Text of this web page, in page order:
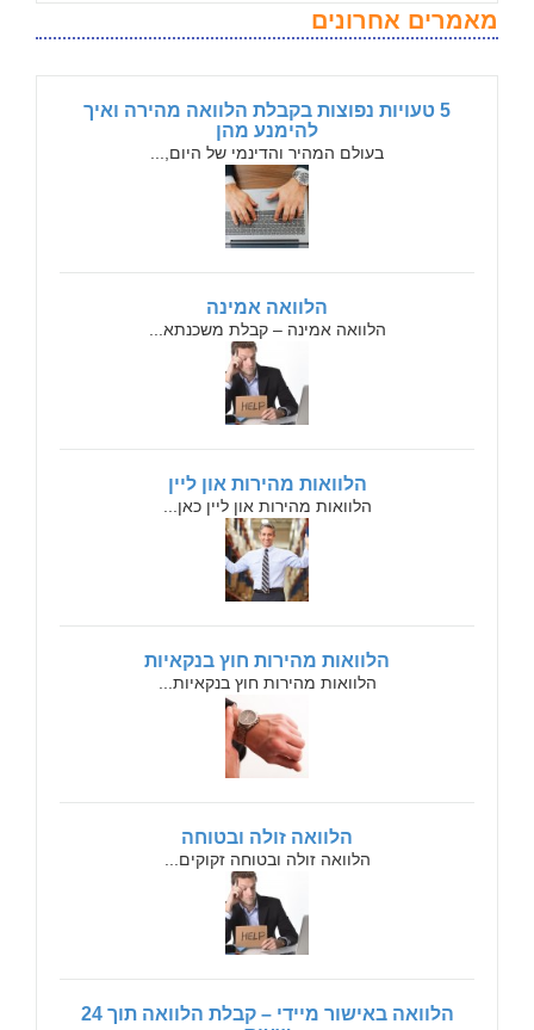
מאמרים אחרונים
5 טעויות נפוצות בקבלת הלוואה מהירה ואיך
להימנע מהן
בעולם המהיר והדינמי של היום,...
הלוואה אמינה
הלוואה אמינה – קבלת משכנתא...
הלוואות מהירות און ליין
הלוואות מהירות און ליין כאן...
הלוואות מהירות חוץ בנקאיות
הלוואות מהירות חוץ בנקאיות...
הלוואה זולה ובטוחה
הלוואה זולה ובטוחה זקוקים...
הלוואה באישור מיידי – קבלת הלוואה תוך 24